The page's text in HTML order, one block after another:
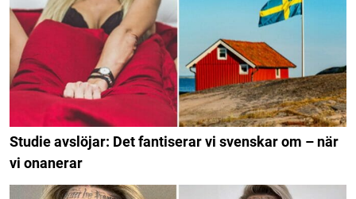
Studie avslöjar: Det fantiserar vi svenskar om – när
vi onanerar